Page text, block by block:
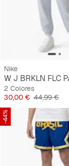
Nike
2 Colores
Precio
30,00 € Precio
44,99 €
-44%